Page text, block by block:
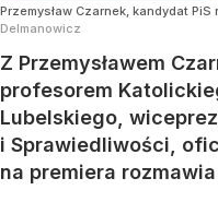
Przemysław Czarnek, kandydat PiS
Delmanowicz
Z Przemysławem
profesorem
Lubelskiego,
i Sprawiedliwości,
na premiera